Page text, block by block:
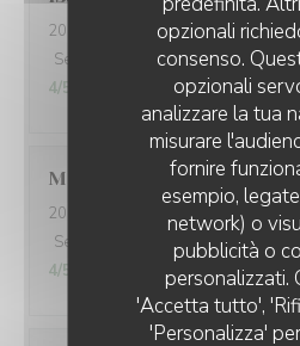
opzionali
consenso.
opzionali
analizzare la tua
misurare
fornire
esempio,
network) o
pubblicità o
personalizzati.
'Accetta tutto',
'Personalizza'
2026-08-01
- 19:00 - Ospiti 3
Servizio
Atmosfera:4 /5
4/5
Mathéo
2026-07-31
- 18:30 - Ospiti 2
Servizio
Atmosfera:5/5
4/5
L'AILE ET LA